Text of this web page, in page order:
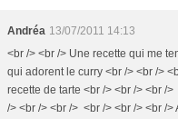
Andréa 13/07/2011 14:13
<br /> <br /> Une recette qui me
qui adorent le curry <br /> <br />
recette de tarte <br /> <br /> <br /
/> <br /> <br /> <br /> <br /> <br /